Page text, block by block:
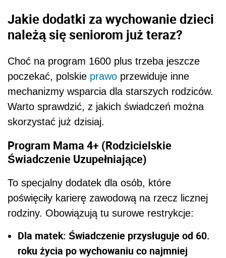
Jakie dodatki za wychowanie dzieci
należą się seniorom już teraz?
Choć na program 1600 plus trzeba jeszcze
poczekać, polskie prawo przewiduje inne
mechanizmy wsparcia dla starszych rodziców.
Warto sprawdzić, z jakich świadczeń można
skorzystać już dzisiaj.
Program Mama 4+ (Rodzicielskie
Świadczenie Uzupełniające)
To specjalny dodatek dla osób, które
poświęciły karierę zawodową na rzecz licznej
rodziny. Obowiązują tu surowe restrykcje:
Dla matek: Świadczenie przysługuje od 60.
roku życia po wychowaniu co najmniej